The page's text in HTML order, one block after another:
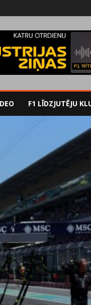
F1 LĪDZJUTĒJU